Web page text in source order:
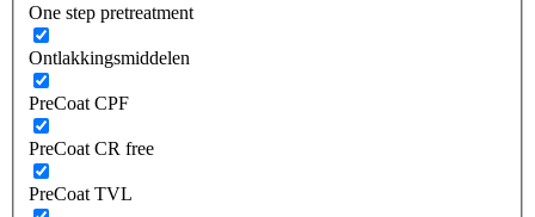
One step pretreatment
Ontlakkingsmiddelen
PreCoat CPF
PreCoat CR free
PreCoat TVL